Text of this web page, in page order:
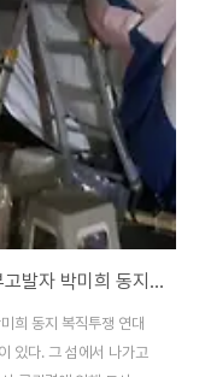
사람들이 모이는 ..
안전지대 아닌 안전지대에서: 기아차 내부고발자 박미희 동지 복직투쟁 연대 보고 및 서초구 행정대집행 규탄문
희 동지 복직투쟁 연대
있다. 그 섬에서 나가고